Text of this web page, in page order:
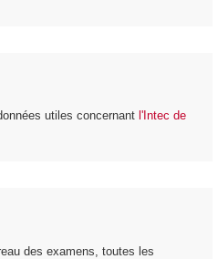
utiles concernant l'Intec de
des examens, toutes les